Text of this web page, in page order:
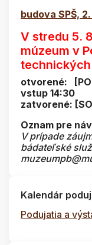
budova SPŠ,
V stredu 5.
múzeum v
otvorené: [PO
vstup 14:30
zatvorené:
Oznam pre
V prípade
bádateľské
Kalendár
Podujatia a